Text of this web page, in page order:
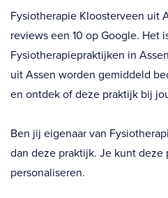
Fysiotherapie Kloosterveen uit
reviews een 10 op Google. Het
Fysiotherapiepraktijken in
uit Assen worden gemiddeld
en ontdek of deze praktijk bij
Ben jij eigenaar van
dan deze praktijk. Je kunt deze
personaliseren.